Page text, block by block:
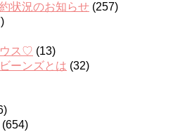
状況のお知らせ (257)
ス♡ (13)
ーンズとは (32)
(654)